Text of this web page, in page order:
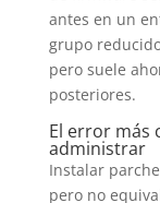
antes en un
grupo
pero suele
posteriores.
El error más
administrar
Instalar
pero no